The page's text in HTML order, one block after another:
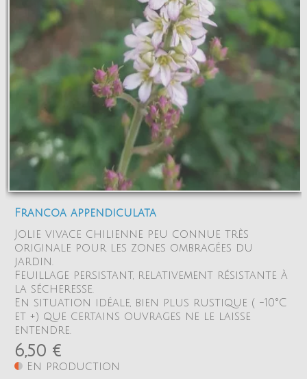
Francoa appendiculata
Jolie vivace chilienne peu connue très
originale pour les zones ombragées du
jardin.
Feuillage persistant, relativement résistante à
la sécheresse.
En situation idéale, bien plus rustique ( -10°C
et +) que certains ouvrages ne le laisse
entendre.
6,50 €
En production